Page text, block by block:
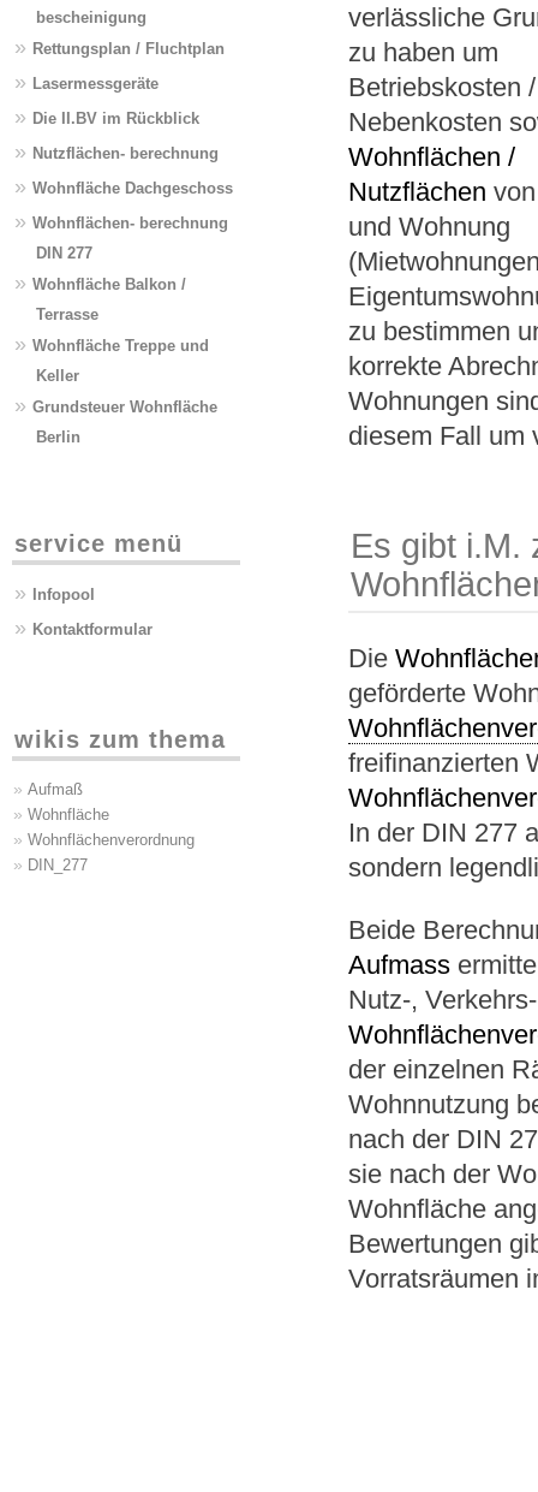
verlässliche
zu haben um
Betriebskosten /
Nebenkosten
Wohnflächen /
Nutzflächen
und Wohnung
zu bestimmen
korrekte
Wohnungen
diesem Fall um
Es gibt i.M.
Die
geförderte
freifinanzierten
In der DIN 277
sondern
Beide
Aufmass
Nutz-,
der einzelnen
Wohnnutzung
nach der DIN
sie nach der
Wohnfläche
Bewertungen
Vorratsräumen
bescheinigung
» Rettungsplan / Fluchtplan
» Lasermessgeräte
» Die II.BV im Rückblick
» Nutzflächen- berechnung
» Wohnfläche Dachgeschoss
» Wohnflächen- berechnung
DIN 277
» Wohnfläche Balkon /
Terrasse
» Wohnfläche Treppe und
Keller
» Grundsteuer Wohnfläche
Berlin
service menü
» Infopool
» Kontaktformular
wikis zum thema
» Aufmaß
» Wohnfläche
» Wohnflächenverordnung
» DIN_277